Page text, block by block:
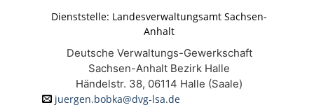
Dienststelle: Landesverwaltungsamt Sachsen-
Anhalt
Deutsche Verwaltungs-Gewerkschaft
Sachsen-Anhalt Bezirk Halle
Händelstr. 38, 06114 Halle (Saale)
juergen.bobka@dvg-lsa.de